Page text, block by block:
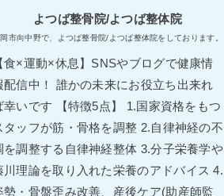
よつば整骨院/よつば整体院
市向中野で、よつば整骨院/よつば整体院をしております。
食×運動×休息】SNSやブログで健康情
配信中！ 誰かの未来にお役立ち出来れ
幸いです 【特徴5点】 1.国家資格をもつ
タッフが筋・骨格を調整 2.自律神経の不
を調整する自律神経整体 3.分子栄養学や
川理論を取り入れた栄養のアドバイス 4.
勢・骨盤歪み改善、産後ケア(助産師監